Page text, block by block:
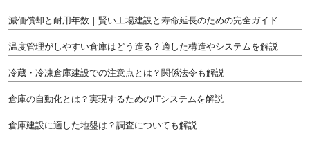
減価償却と耐用年数｜賢い工場建設と寿命延長のための完全ガイド
温度管理がしやすい倉庫はどう造る？適した構造やシステムを解説
冷蔵・冷凍倉庫建設での注意点とは？関係法令も解説
倉庫の自動化とは？実現するためのITシステムを解説
倉庫建設に適した地盤は？調査についても解説